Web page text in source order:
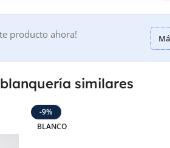
producto ahora!
similares
-9%
BLANCO